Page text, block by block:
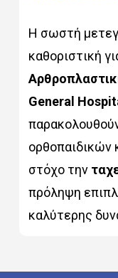
Η σωστή
καθοριστική
General
ορθοπαιδικών
στόχο την
πρόληψη
καλύτερης